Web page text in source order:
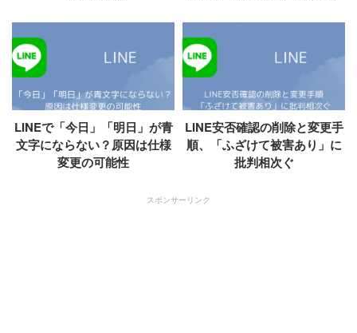
LINEで「今日」「明日」が青
文字にならない？原因は仕様
変更の可能性
LINE安否確認の削除と変更手
順、「ふざけて被害あり」に
批判相次ぐ
スポンサーリンク